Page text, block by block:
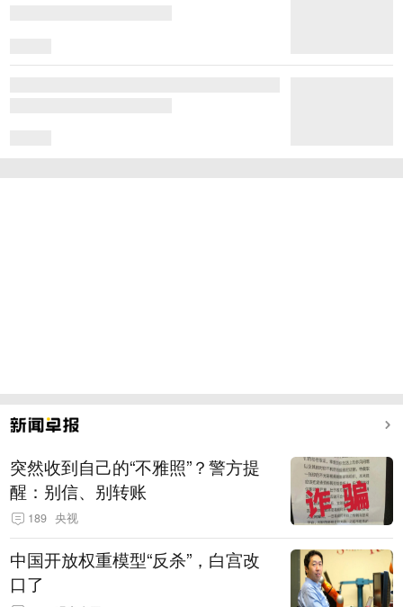
突然收到自己的“不雅照”？警方提
醒：别信、别转账
189 央视
中国开放权重模型“反杀”，白宫改
口了